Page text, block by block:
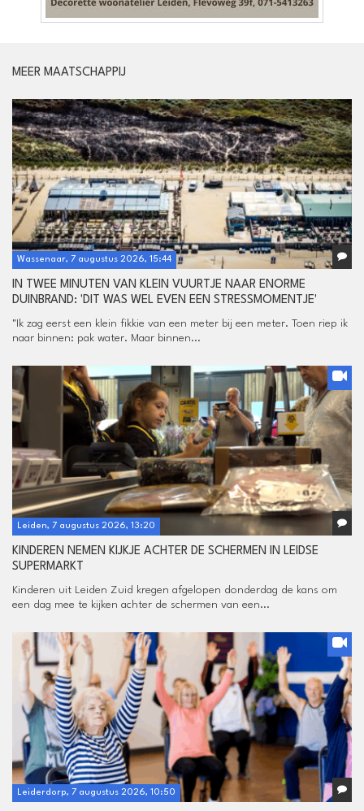
MEER MAATSCHAPPIJ
Wassenaar, 7 augustus 2026, 15:44
IN TWEE MINUTEN VAN KLEIN VUURTJE NAAR ENORME
DUINBRAND: 'DIT WAS WEL EVEN EEN STRESSMOMENTJE'
"Ik zag eerst een klein fikkie van een meter bij een meter. Toen riep ik
naar binnen: pak water. Maar binnen...
Leiden, 7 augustus 2026, 13:20
KINDEREN NEMEN KIJKJE ACHTER DE SCHERMEN IN LEIDSE
SUPERMARKT
Kinderen uit Leiden Zuid kregen afgelopen donderdag de kans om
een dag mee te kijken achter de schermen van een...
Leiderdorp, 7 augustus 2026, 10:50